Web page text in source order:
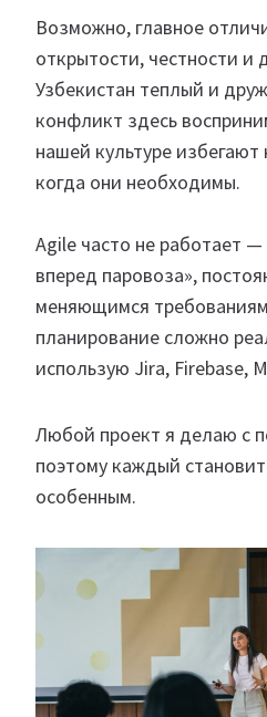
Возможно, главное
открытости, честности
Узбекистан теплый и
конфликт здесь
нашей культуре
когда они необходимы.
Agile часто не работает
вперед паровоза»,
меняющимся
планирование сложно
использую Jira, Firebase,
Любой проект я делаю с
поэтому каждый
особенным.